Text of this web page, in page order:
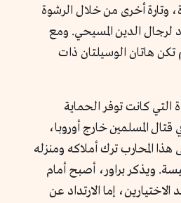
وتارة أخرى من خلال الرشوة
لرجال الدين المسيحي. ومع
هاتان الوسيلتان ذات
التي كانت توفر الحماية
المسلمين خارج أوروبا،
المحارب ترك أملاكه ومنزله
ويذكر براور، أصبح أمام
إما الارتداد عن